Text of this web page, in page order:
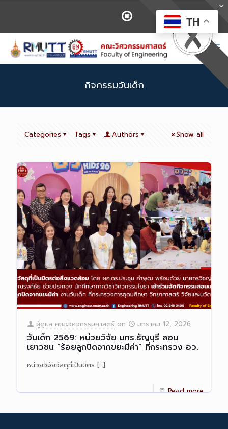
กิจกรรมวันเด็ก
Categories Tags Authors Show all
ผู้ดูแล คณะวิศวกรรมศาสตร์ on มกราคม 12, 2026
วันเด็ก 2569: หน่วยวิจัย มทร.ธัญบุรี สอน
เยาวชน “ร้อยลูกปัดจากขยะมีค่า” ที่กระทรวง อว.
หน่วยวิจัยวัสดุที่เป็นมิตร […]
Read more
TH